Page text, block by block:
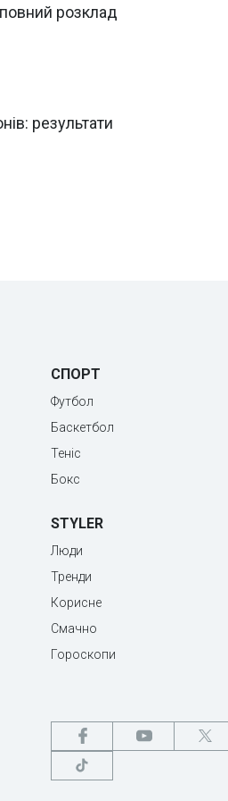
розклад
результати
СПОРТ
Футбол
Баскетбол
Теніс
Бокс
STYLER
Люди
Тренди
Корисне
Смачно
Гороскопи